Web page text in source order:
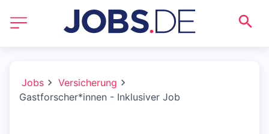
Jobs
Versicherung
Gastforscher*innen - Inklusiver Job